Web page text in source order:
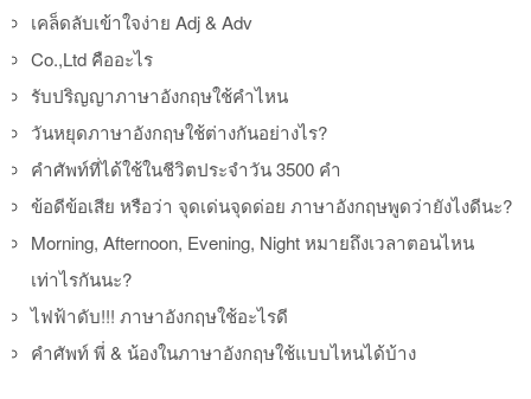
เคล็ดลับเข้าใจง่าย Adj & Adv
Co.,Ltd คืออะไร
รับปริญญาภาษาอังกฤษใช้คำไหน
วันหยุดภาษาอังกฤษใช้ต่างกันอย่างไร?
คำศัพท์ที่ได้ใช้ในชีวิตประจำวัน 3500 คำ
ข้อดีข้อเสีย หรือว่า จุดเด่นจุดด่อย ภาษาอังกฤษพูดว่ายังไงดีนะ?
Morning, Afternoon, Evening, Night หมายถึงเวลาตอนไหน
เท่าไรกันนะ?
ไฟฟ้าดับ!!! ภาษาอังกฤษใช้อะไรดี
คำศัพท์ พี่ & น้องในภาษาอังกฤษใช้แบบไหนได้บ้าง